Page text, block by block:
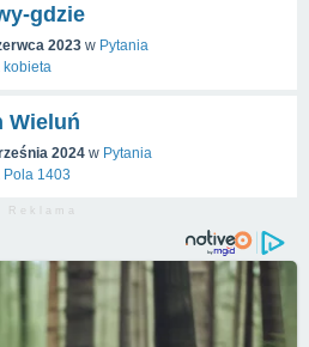
gdzie
2023 w Pytania
kobieta
Wieluń
2024 w Pytania
Pola 1403
R e k l a m a